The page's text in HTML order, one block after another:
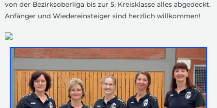
von der Bezirksoberliga bis zur 5. Kreisklasse alles abgedeckt.
Anfänger und Wiedereinsteiger sind herzlich willkommen!